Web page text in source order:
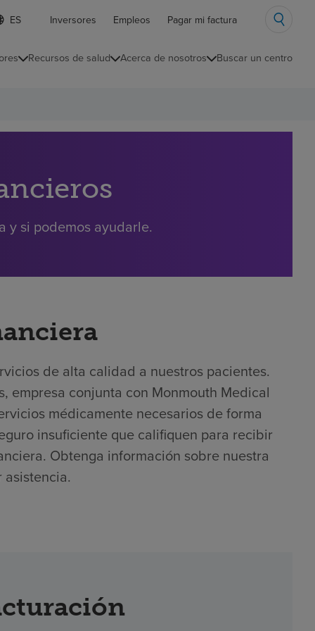
Inversores Empleos Pagar mi factura
Recursos de salud Acerca de nosotros Buscar un centro
y si podemos ayudarle.
de alta calidad a nuestros pacientes.
empresa conjunta con Monmouth Medical
médicamente necesarios de forma
insuficiente que califiquen para recibir
Obtenga información sobre nuestra